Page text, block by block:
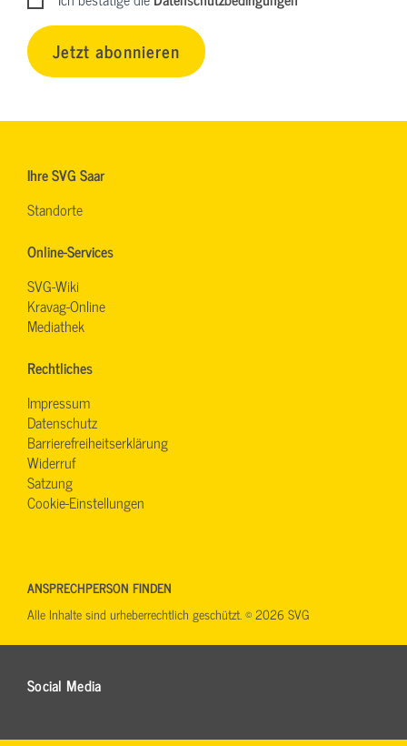
Jetzt abonnieren
Ihre SVG Saar
Standorte
Online-Services
SVG-Wiki
Kravag-Online
Mediathek
Rechtliches
Impressum
Datenschutz
Barrierefreiheitserklärung
Widerruf
Satzung
Cookie-Einstellungen
Social Media
ANSPRECHPERSON FINDEN
Alle Inhalte sind urheberrechtlich geschützt. © 2026 SVG